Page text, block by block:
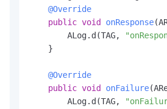
@Override
public void onResponse
        ALog.d(TAG,
    }
@Override
public void onFailure
        ALog.d(TAG,